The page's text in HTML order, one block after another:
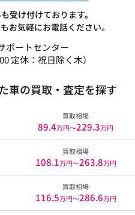
受け付けております。
お気軽にお電話ください。
ポートセンター
定休：祝日除く木）
車の買取・査定を探す
買取相場
89.4万円〜229.3万円
買取相場
108.1万円〜263.8万円
買取相場
116.5万円〜286.6万円